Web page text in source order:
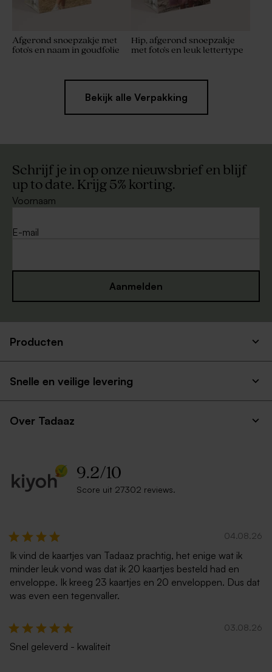
Afgerond snoepzakje met
foto's en naam in goudfolie
Hip, afgerond snoepzakje
met foto's en leuk lettertype
Bekijk alle Verpakking
Schrijf je in op onze nieuwsbrief en blijf
up to date. Krijg 5% korting.
Voornaam
E-mail
Aanmelden
Producten
Snelle en veilige levering
Over Tadaaz
9.2/10
Score uit 27302 reviews.
04.08.26
Ik vind de kaartjes van Tadaaz prachtig, het enige wat ik
minder leuk vond was dat ik 20 kaartjes besteld had en
enveloppe. Ik kreeg 23 kaartjes en 20 enveloppen. Dus dat
was even een tegenvaller.
03.08.26
Snel geleverd - kwaliteit